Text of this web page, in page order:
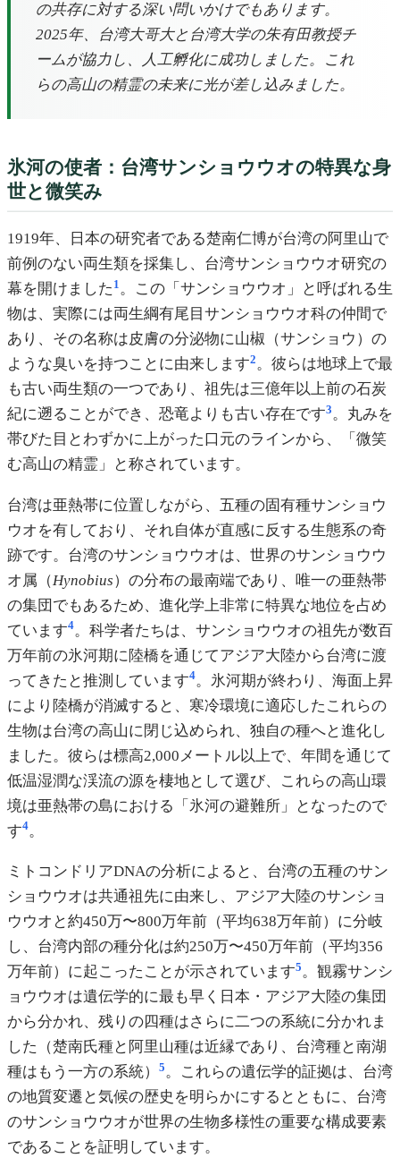
の共存に対する深い問いかけでもあります。
2025年、台湾大哥大と台湾大学の朱有田教授チ
ームが協力し、人工孵化に成功しました。これ
らの高山の精霊の未来に光が差し込みました。
氷河の使者：台湾サンショウウオの特異な身
世と微笑み
1919年、日本の研究者である楚南仁博が台湾の阿里山で
前例のない両生類を採集し、台湾サンショウウオ研究の
幕を開けました 1 。この「サンショウウオ」と呼ばれる生
物は、実際には両生綱有尾目サンショウウオ科の仲間で
あり、その名称は皮膚の分泌物に山椒（サンショウ）の
ような臭いを持つことに由来します2。彼らは地球上で最
も古い両生類の一つであり、祖先は三億年以上前の石炭
紀に遡ることができ、恐竜よりも古い存在です3。丸みを
帯びた目とわずかに上がった口元のラインから、「微笑
む高山の精霊」と称されています。
台湾は亜熱帯に位置しながら、五種の固有種サンショウ
ウオを有しており、それ自体が直感に反する生態系の奇
跡です。台湾のサンショウウオは、世界のサンショウウ
オ属（Hynobius）の分布の最南端であり、唯一の亜熱帯
の集団でもあるため、進化学上非常に特異な地位を占め
ています4。科学者たちは、サンショウウオの祖先が数百
万年前の氷河期に陸橋を通じてアジア大陸から台湾に渡
ってきたと推測しています4。氷河期が終わり、海面上昇
により陸橋が消滅すると、寒冷環境に適応したこれらの
生物は台湾の高山に閉じ込められ、独自の種へと進化し
ました。彼らは標高2,000メートル以上で、年間を通じて
低温湿潤な渓流の源を棲地として選び、これらの高山環
境は亜熱帯の島における「氷河の避難所」となったので
す4。
ミトコンドリアDNAの分析によると、台湾の五種のサン
ショウウオは共通祖先に由来し、アジア大陸のサンショ
ウウオと約450万〜800万年前（平均638万年前）に分岐
し、台湾内部の種分化は約250万〜450万年前（平均356
万年前）に起こったことが示されています5。観霧サンシ
ョウウオは遺伝学的に最も早く日本・アジア大陸の集団
から分かれ、残りの四種はさらに二つの系統に分かれま
した（楚南氏種と阿里山種は近縁であり、台湾種と南湖
種はもう一方の系統）
5。これらの遺伝学的証拠は、台湾
の地質変遷と気候の歴史を明らかにするとともに、台湾
のサンショウウオが世界の生物多様性の重要な構成要素
であることを証明しています。